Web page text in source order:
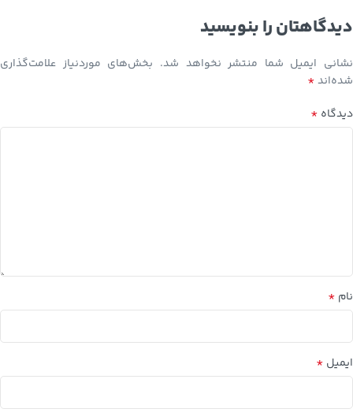
دیدگاهتان را بنویسید
نشانی ایمیل شما منتشر نخواهد شد. بخش‌های موردنیاز علامت‌گذاری
شده‌اند*
دیدگاه *
نام *
ایمیل *